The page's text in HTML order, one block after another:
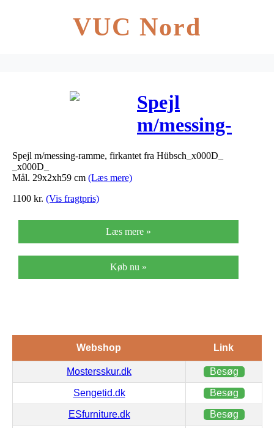
VUC Nord
Spejl
m/messing-
ramme,
Spejl m/messing-ramme, firkantet fra Hübsch_x000D_
_x000D_
Mål. 29x2xh59 cm (Læs mere)
1100 kr. (Vis fragtpris)
Læs mere »
Køb nu »
Webshop Link
Mostersskur.dk Besøg
Sengetid.dk Besøg
ESfurniture.dk Besøg